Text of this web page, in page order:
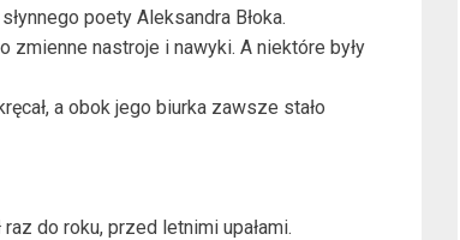
poety Aleksandra Błoka.
zmienne nastroje i nawyki. A niektóre były
a obok jego biurka zawsze stało
do roku, przed letnimi upałami.